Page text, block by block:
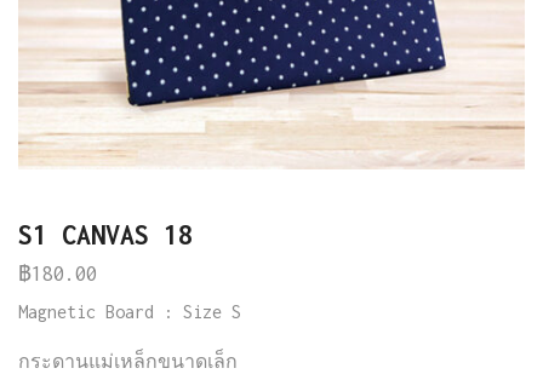
S1 CANVAS 18
฿180.00
Magnetic Board : Size S
กระดานแม่เหล็กขนาดเล็ก